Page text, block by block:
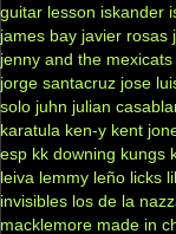
guitar lesson iskander
james bay javier rosas
jenny and the mexicats
jorge santacruz jose
solo juhn julian
karatula ken-y kent
esp kk downing kungs
leiva lemmy leño licks
invisibles los de la
macklemore made in